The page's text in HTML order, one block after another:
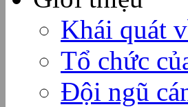
Khái quát
Tổ chức
Đội ngũ